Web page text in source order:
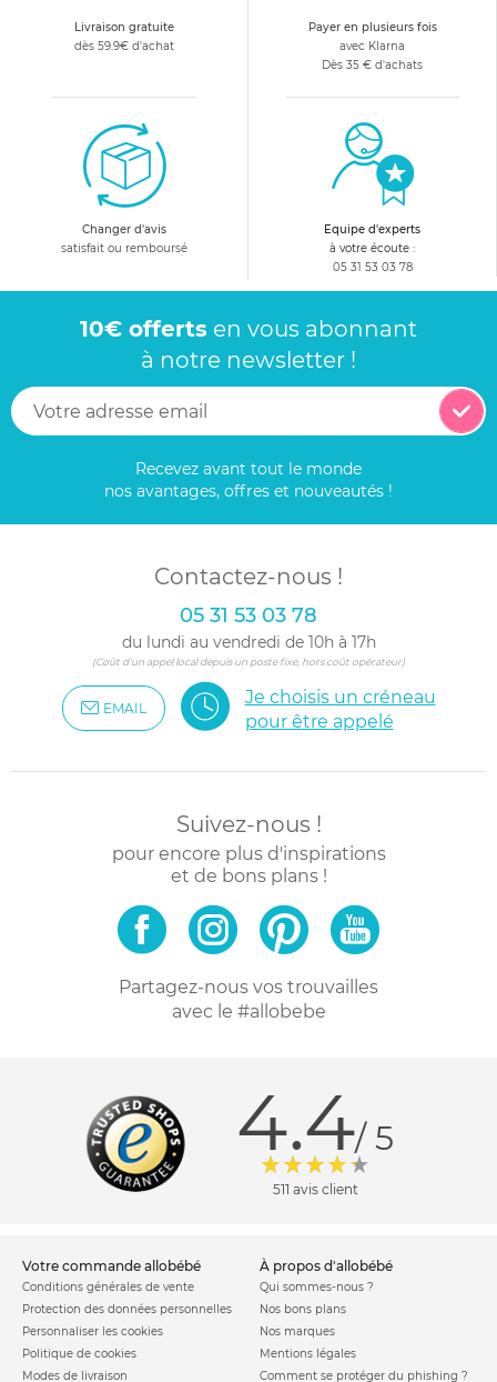
Livraison gratuite
dès 59.9€ d'achat
Payer en plusieurs fois
avec Klarna
Dès 35 € d'achats
Changer d'avis
satisfait ou remboursé
Equipe d'experts
à votre écoute :
05 31 53 03 78
10€ offerts en vous abonnant
à notre newsletter !
Recevez avant tout le monde
nos avantages, offres et nouveautés !
Contactez-nous !
05 31 53 03 78
du lundi au vendredi de 10h à 17h
(Coût d'un appel local depuis un poste fixe, hors coût opérateur)
EMAIL
Je choisis un créneau
pour être appelé
Suivez-nous !
pour encore plus d'inspirations
et de bons plans !
Partagez-nous vos trouvailles
avec le #allobebe
4.4/ 5
511 avis client
votre commande allobébé
Conditions générales de vente
Protection des données personnelles
Personnaliser les cookies
Politique de cookies
Modes de livraison
à propos d'allobébé
Qui sommes-nous ?
Nos bons plans
Nos marques
Mentions légales
Comment se protéger du phishing ?